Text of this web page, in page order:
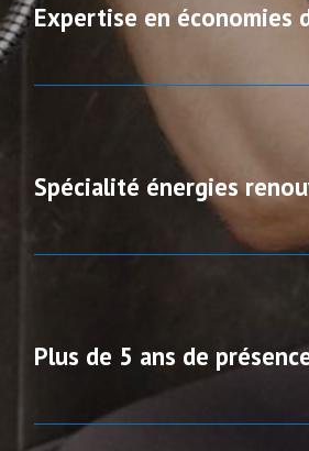
Expertise en économies
Spécialité énergies
Plus de 5 ans de